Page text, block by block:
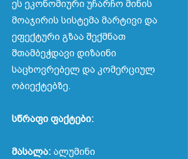
ეს ეკონომიური უჩარჩო მინის
მოაჯირის სისტემა მარტივი და
ეფექტური გზაა შექმნათ
შთამბეჭდავი დიზაინი
საცხოვრებელ და კომერციულ
ობიექტებზე.
სწრაფი ფაქტები:
მასალა: ალუმინი